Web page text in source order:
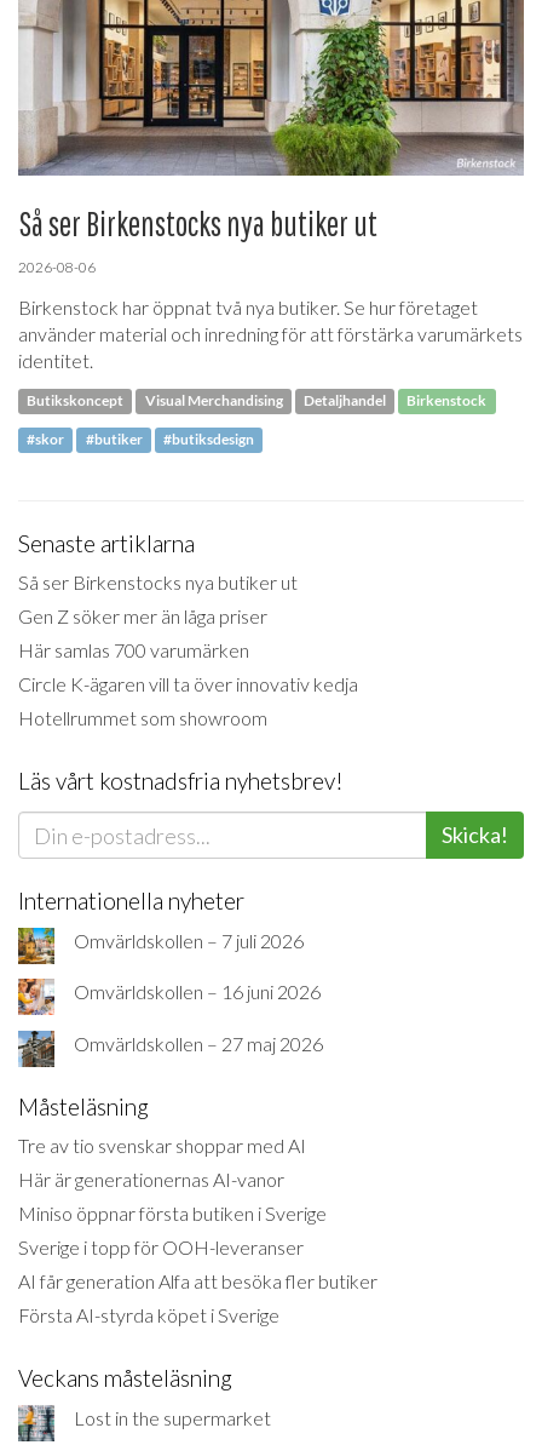
Så ser Birkenstocks nya butiker ut
2026-08-06
Birkenstock har öppnat två nya butiker. Se hur företaget
använder material och inredning för att förstärka varumärkets
identitet.
Butikskoncept Visual Merchandising Detaljhandel Birkenstock
#skor #butiker #butiksdesign
Senaste artiklarna
Så ser Birkenstocks nya butiker ut
Gen Z söker mer än låga priser
Här samlas 700 varumärken
Circle K-ägaren vill ta över innovativ kedja
Hotellrummet som showroom
Läs vårt kostnadsfria nyhetsbrev!
Skicka!
Internationella nyheter
Omvärldskollen – 7 juli 2026
Omvärldskollen – 16 juni 2026
Omvärldskollen – 27 maj 2026
Måsteläsning
Tre av tio svenskar shoppar med AI
Här är generationernas AI-vanor
Miniso öppnar första butiken i Sverige
Sverige i topp för OOH-leveranser
AI får generation Alfa att besöka fler butiker
Första AI-styrda köpet i Sverige
Veckans måsteläsning
Lost in the supermarket